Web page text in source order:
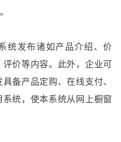
发布诸如产品介绍、价
价等内容。此外，企业可
备产品定购、在线支付、
统，使本系统从网上橱窗